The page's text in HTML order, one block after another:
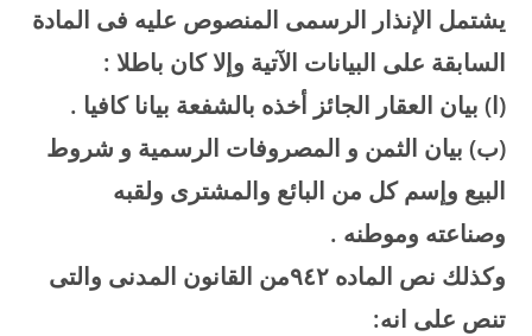
يشتمل الإنذار الرسمى المنصوص عليه فى المادة
السابقة على البيانات الآتية وإلا كان باطلا :
(ا) بيان العقار الجائز أخذه بالشفعة بيانا كافيا .
(ب) بيان الثمن و المصروفات الرسمية و شروط
البيع وإسم كل من البائع والمشترى ولقبه
وصناعته وموطنه .
وكذلك نص الماده
۹٤۲
من القانون المدنى والتى
تنص على انه: